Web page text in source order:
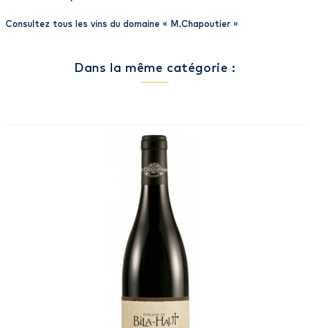
Consultez tous les vins du domaine « M.Chapoutier »
Dans la même catégorie :